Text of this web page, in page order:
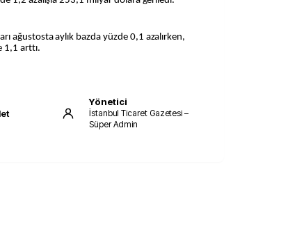
ağustosta aylık bazda yüzde 0,1 azalırken,
1,1 arttı.
Yönetici
İstanbul Ticaret Gazetesi –
Süper Admin